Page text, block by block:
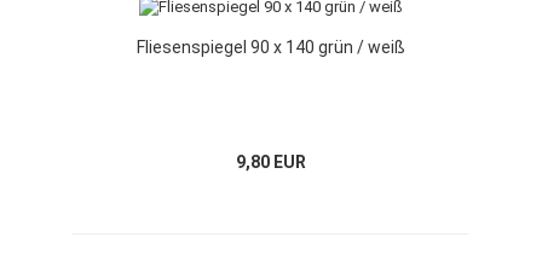
Fliesenspiegel 90 x 140 grün / weiß
9,80 EUR